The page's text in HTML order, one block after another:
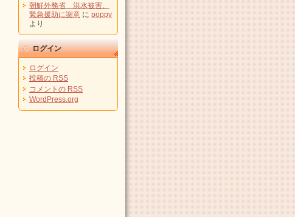
朝鮮外務省 洪水被害、
緊急援助に謝意 に poppy
より
ログイン
ログイン
投稿の RSS
コメントの RSS
WordPress.org